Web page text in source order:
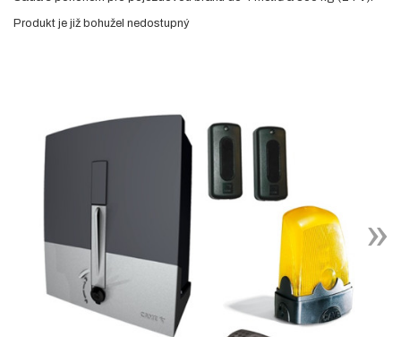
Produkt je již bohužel nedostupný